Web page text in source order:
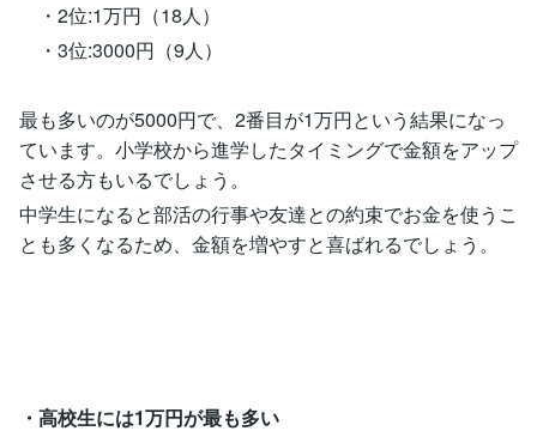
・2位:1万円（18人）
・3位:3000円（9人）
最も多いのが5000円で、2番目が1万円という結果になっ
ています。小学校から進学したタイミングで金額をアップ
させる方もいるでしょう。
中学生になると部活の行事や友達との約束でお金を使うこ
とも多くなるため、金額を増やすと喜ばれるでしょう。
・高校生には1万円が最も多い